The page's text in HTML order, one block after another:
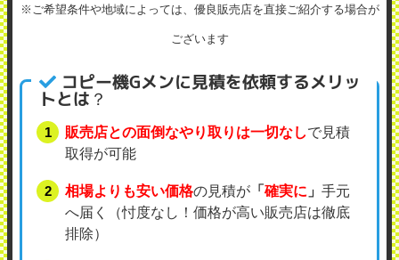
※ご希望条件や地域によっては、優良販売店を直接ご紹介する場合が
ございます
コピー機Gメンに見積を依頼するメリッ
トとは？
販売店との面倒なやり取りは一切なしで見積
取得が可能
相場よりも安い価格の見積が 「確実に 」 手元
へ届く（忖度なし！価格が高い販売店は徹底
排除）